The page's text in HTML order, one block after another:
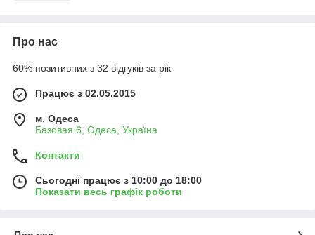
Про нас
60% позитивних з 32 відгуків за рік
Працює з 02.05.2015
м. Одеса
Базовая 6, Одеса, Україна
Контакти
Сьогодні працює з 10:00 до 18:00
Показати весь графік роботи